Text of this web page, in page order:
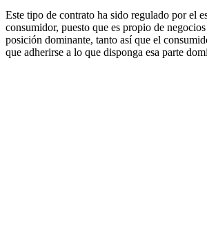
Este tipo de contrato ha sido regulado por el
consumidor, puesto que es propio de
posición dominante, tanto así que el
que adherirse a lo que disponga esa parte